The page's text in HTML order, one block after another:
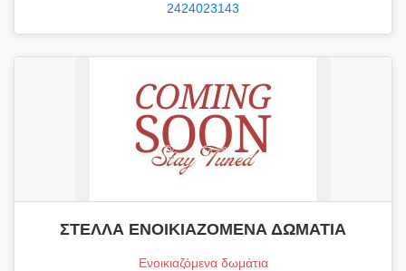
2424023143
ΣΤΕΛΛΑ ΕΝΟΙΚΙΑΖΟΜΕΝΑ ΔΩΜΑΤΙΑ
Ενοικιαζόμενα δωμάτια